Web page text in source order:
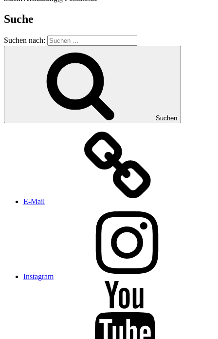
Suche
Suchen nach:
Suchen
E-Mail
Instagram